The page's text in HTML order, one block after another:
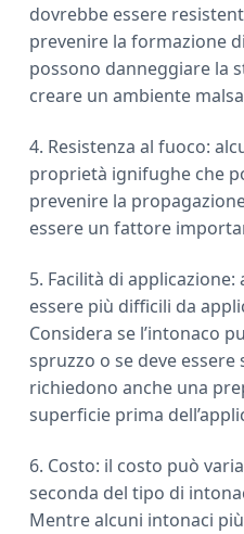
dovrebbe essere
prevenire la formazione
possono danneggiare la
creare un ambiente
4. Resistenza al fuoco:
proprietà ignifughe che
prevenire la
essere un fattore
5. Facilità di
essere più difficili da
Considera se l’intonaco
spruzzo o se deve essere
richiedono anche una
superficie prima
6. Costo: il costo può
seconda del tipo di
Mentre alcuni intonaci